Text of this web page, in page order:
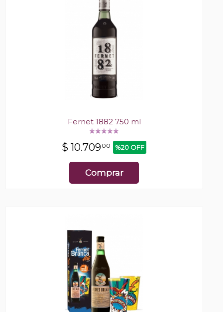
Fernet 1882 750 ml
$ 10.70900 %20 OFF
Comprar